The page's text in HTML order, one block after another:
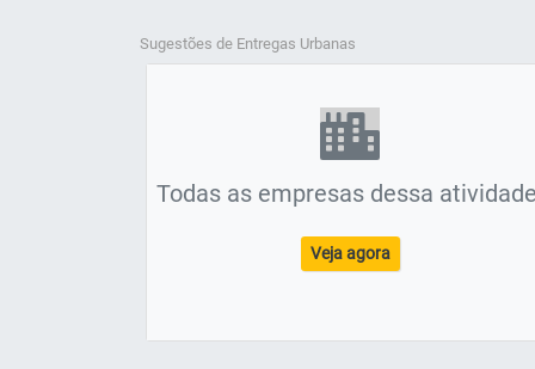
Sugestões de Entregas Urbanas
Todas as empresas dessa
Veja agora